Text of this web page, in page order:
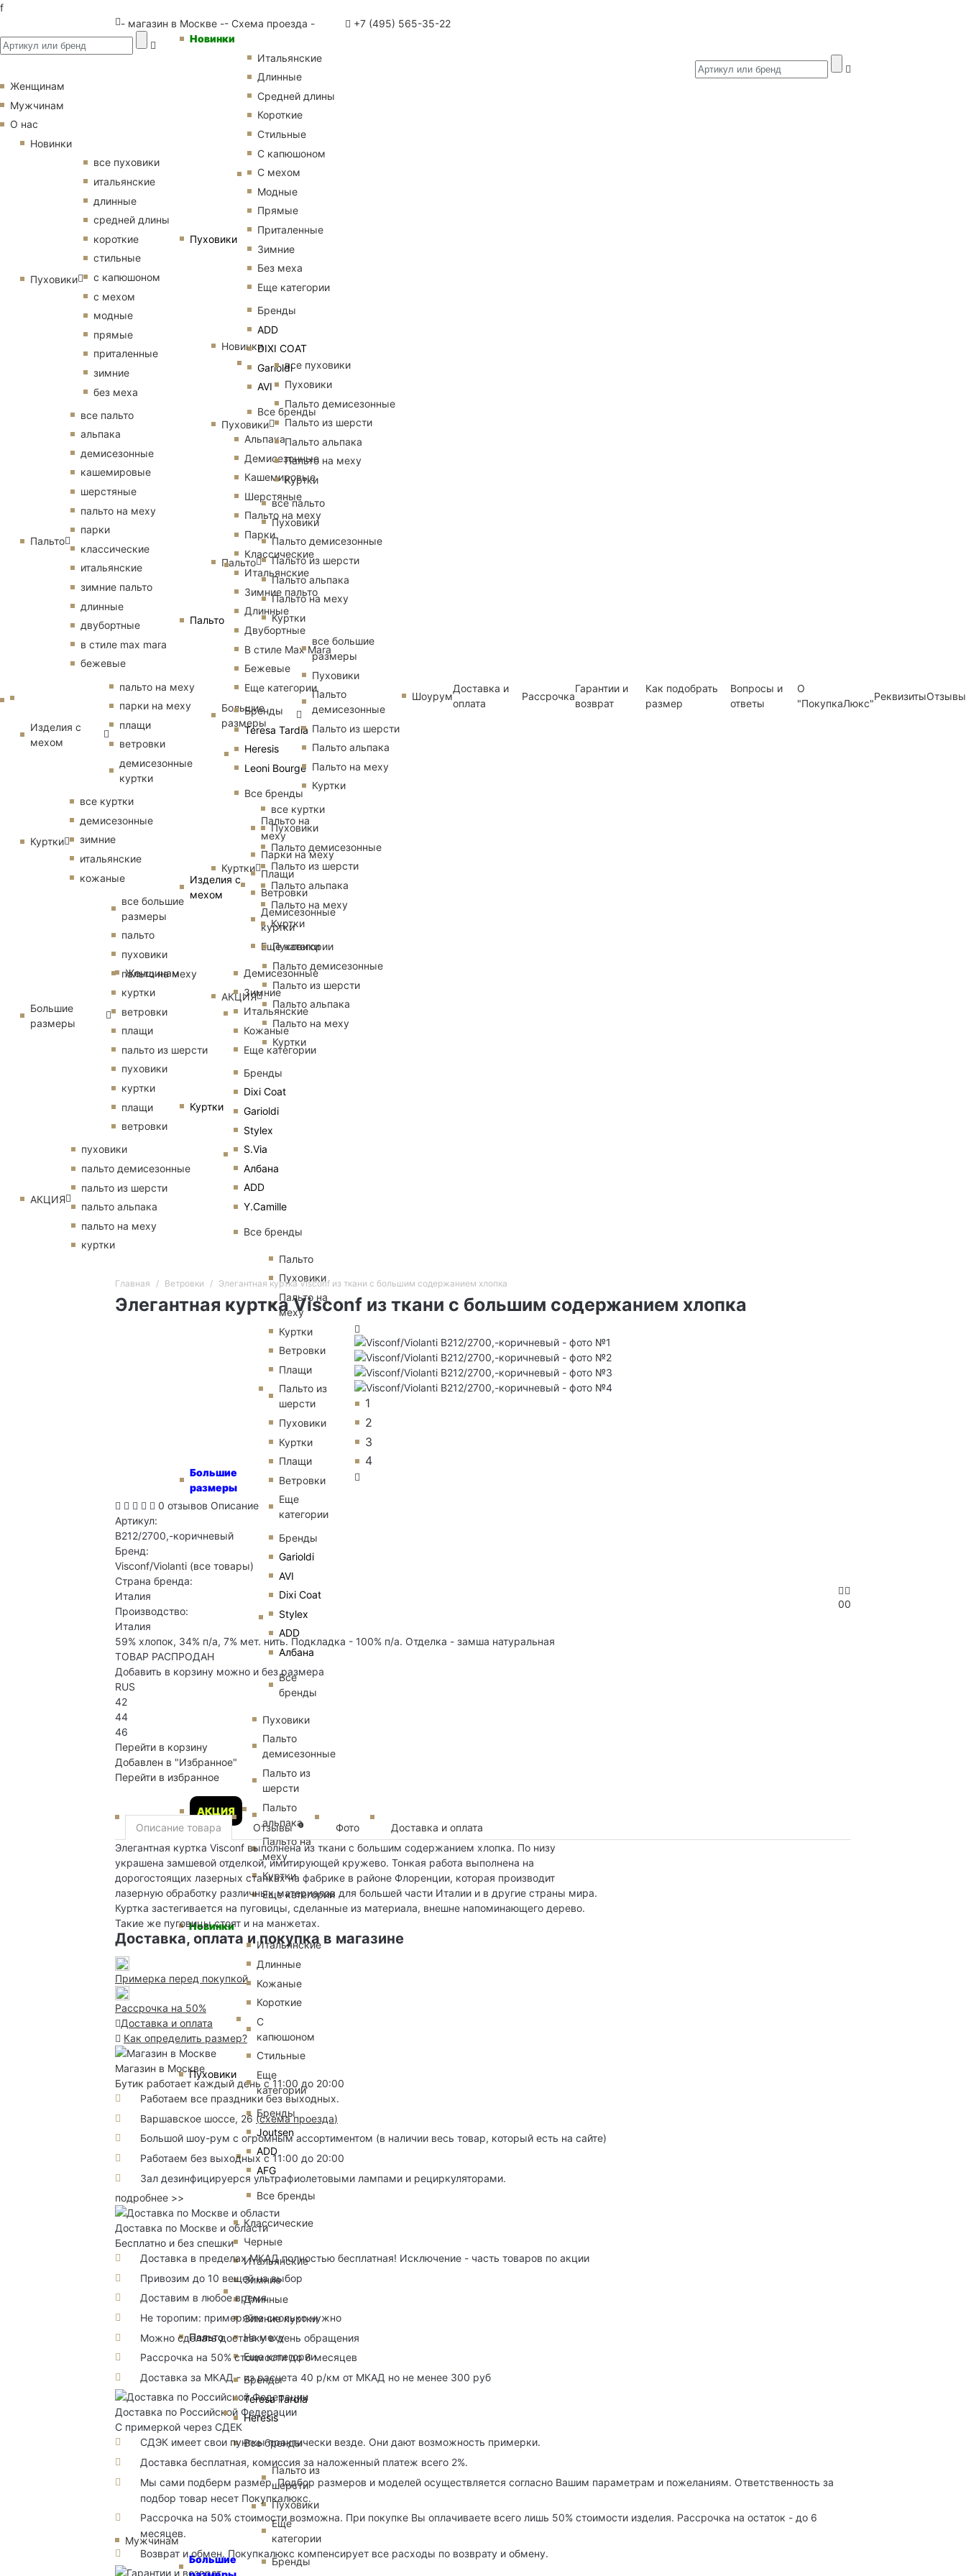
f
- магазин в Москве -- Схема проезда - +7 (495) 565-35-22
Женщинам
Новинки
Пуховики
Итальянские
Длинные
Средней длины
Короткие
Стильные
С капюшоном
С мехом
Модные
Прямые
Приталенные
Зимние
Без меха
Еще категории
Бренды
ADD
DIXI COAT
Garioldi
AVI
Все бренды
Пальто
Альпака
Демисезонные
Кашемировые
Шерстяные
Пальто на меху
Парки
Классические
Итальянские
Зимние пальто
Длинные
Двубортные
В стиле Max Mara
Бежевые
Еще категории
Бренды
Teresa Tardia
Heresis
Leoni Bourge
Все бренды
Изделия с
мехом
Пальто на
меху
Парки на меху
Плащи
Ветровки
Демисезонные
куртки
Еще категории
Куртки
Демисезонные
Зимние
Итальянские
Кожаные
Еще категории
Бренды
Dixi Coat
Garioldi
Stylex
S.Via
Албана
ADD
Y.Camille
Все бренды
Большие
размеры
Пальто
Пуховики
Пальто на
меху
Куртки
Ветровки
Плащи
Пальто из
шерсти
Пуховики
Куртки
Плащи
Ветровки
Еще
категории
Бренды
Garioldi
AVI
Dixi Coat
Stylex
ADD
Албана
Все
бренды
АКЦИЯ
Пуховики
Пальто
демисезонные
Пальто из
шерсти
Пальто
альпака
Пальто на
меху
Куртки
Еще категории
Мужчинам
Новинки
Пуховики
Итальянские
Длинные
Кожаные
Короткие
С
капюшоном
Стильные
Еще
категории
Бренды
Joutsen
ADD
AFG
Все бренды
Пальто
Классические
Черные
Итальянские
Зимние
Длинные
Зимние куртки
На меху
Еще категории
Бренды
Teresa Tardia
Heresis
Все бренды
Большие
Пальто из
шерсти
Пуховики
Еще
категории
Бренды
00
Женщинам
Мужчинам
О нас
Новинки
Пуховики
все пуховики
итальянские
длинные
средней длины
короткие
стильные
с капюшоном
с мехом
модные
прямые
приталенные
зимние
без меха
Пальто
все пальто
альпака
демисезонные
кашемировые
шерстяные
пальто на меху
парки
классические
итальянские
зимние пальто
длинные
двубортные
в стиле max mara
бежевые
Изделия с
мехом
пальто на меху
парки на меху
плащи
ветровки
демисезонные
куртки
Куртки
все куртки
демисезонные
зимние
итальянские
кожаные
Большие
размеры
все большие
размеры
пальто
пуховики
пальто на меху
куртки
ветровки
плащи
пальто из шерсти
пуховики
куртки
плащи
ветровки
АКЦИЯ
пуховики
пальто демисезонные
пальто из шерсти
пальто альпака
пальто на меху
куртки
Новинки
Пуховики
все пуховики
Пуховики
Пальто демисезонные
Пальто из шерсти
Пальто альпака
Пальто на меху
Куртки
Пальто
все пальто
Пуховики
Пальто демисезонные
Пальто из шерсти
Пальто альпака
Пальто на меху
Куртки
Большие
размеры
все большие
размеры
Пуховики
Пальто
демисезонные
Пальто из шерсти
Пальто альпака
Пальто на меху
Куртки
Куртки
все куртки
Пуховики
Пальто демисезонные
Пальто из шерсти
Пальто альпака
Пальто на меху
Куртки
АКЦИЯ
Пуховики
Пальто демисезонные
Пальто из шерсти
Пальто альпака
Пальто на меху
Куртки
Шоурум
Доставка и
оплата
Рассрочка
Гарантии и
возврат
Как подобрать
размер
Вопросы и
ответы
О
"ПокупкаЛюкс"
РеквизитыОтзывы
Главная Ветровки Элегантная куртка Visconf из ткани с большим содержанием хлопка
Элегантная куртка Visconf из ткани с большим содержанием хлопка
1
2
3
4
0 отзывов Описание
Артикул:
B212/2700,-коричневый
Бренд:
Visconf/Violanti (все товары)
Страна бренда:
Италия
Производство:
Италия
59% хлопок, 34% п/а, 7% мет. нить. Подкладка - 100% п/а. Отделка - замша натуральная
ТОВАР РАСПРОДАН
Добавить в корзину можно и без размера
RUS
42
44
46
Перейти в корзину
Добавлен в "Избранное"
Перейти в избранное
Описание товара Отзывы 0 Фото
Доставка и оплата
Элегантная куртка Visconf выполнена из ткани с большим содержанием хлопка. По низу
украшена замшевой отделкой, имитирующей кружево. Тонкая работа выполнена на
дорогостоящих лазерных станках на фабрике в районе Флоренции, которая производит
лазерную обработку различных материалов для большей части Италии и в другие страны мира.
Куртка застегивается на пуговицы, сделанные из материала, внешне напоминающего дерево.
Такие же пуговицы стоят и на манжетах.
Доставка, оплата и покупка в магазине
Примерка перед покупкой
Рассрочка на 50%
Доставка и оплата
Как определить размер?
Магазин в Москве
Бутик работает каждый день с 11:00 до 20:00
Работаем все праздники без выходных.
Варшавское шоссе, 26 (схема проезда)
Большой шоу-рум с огромным ассортиментом (в наличии весь товар, который есть на сайте)
Работаем без выходных с 11:00 до 20:00
Зал дезинфицируерся ультрафиолетовыми лампами и рециркуляторами.
подробнее >>
Доставка по Москве и области
Бесплатно и без спешки
Доставка в пределах МКАД полностью бесплатная! Исключение - часть товаров по акции
Привозим до 10 вещей на выбор
Доставим в любое время
Не торопим: примеряйте сколько нужно
Можно сделать доставку в день обращения
Рассрочка на 50% стоимости до 6 месяцев
Доставка за МКАД - из расчета 40 р/км от МКАД но не менее 300 руб
Доставка по Российской Федерации
С примеркой через СДЕК
СДЭК имеет свои пунткы практически везде. Они дают возможность примерки.
Доставка бесплатная, комиссия за наложенный платеж всего 2%.
Мы сами подберм размер. Подбор размеров и моделей осуществляется согласно Вашим параметрам и пожеланиям. Ответственность за
подбор товар несет Покупкалюкс.
Рассрочка на 50% стоимости возможна. При покупке Вы оплачиваете всего лишь 50% стоимости изделия. Рассрочка на остаток - до 6
месяцев.
Возврат и обмен. Покупкалюкс компенсирует все расходы по возврату и обмену.